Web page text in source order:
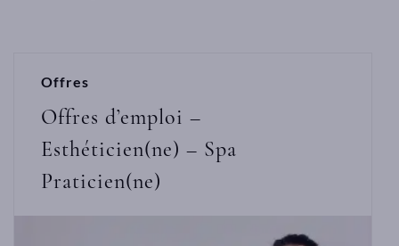
Offres
Offres d’emploi –
Esthéticien(ne) – Spa
Praticien(ne)